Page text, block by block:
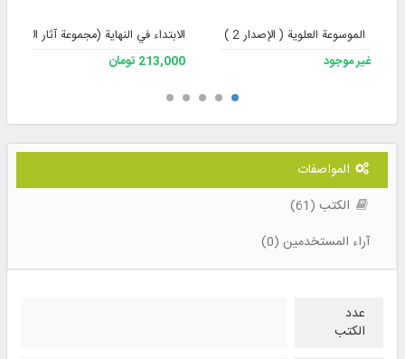
الموسوعة العلوية ( الإصدار 2 )
غير موجود
الابتداء في النهاية (مجموعة آثار
213,000 تومان
المواصفات
الكتب (61)
آراء المستخدمين (0)
عدد
الكتب